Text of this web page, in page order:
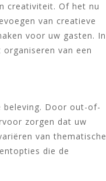
creativiteit. Of het nu
van creatieve
voor uw gasten. In
van een
beleving. Door out-of-
zorgen dat uw
van thematische
die de